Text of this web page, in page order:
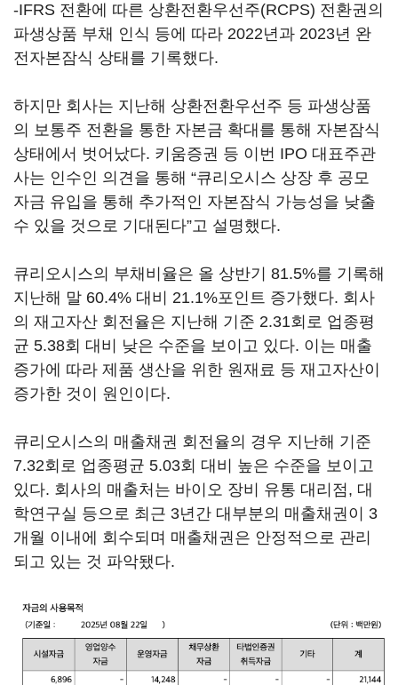
-IFRS 전환에 따른 상환전환우선주(RCPS) 전환권의
파생상품 부채 인식 등에 따라 2022년과 2023년 완
전자본잠식 상태를 기록했다.
하지만 회사는 지난해 상환전환우선주 등 파생상품
의 보통주 전환을 통한 자본금 확대를 통해 자본잠식
상태에서 벗어났다. 키움증권 등 이번 IPO 대표주관
사는 인수인 의견을 통해 “큐리오시스 상장 후 공모
자금 유입을 통해 추가적인 자본잠식 가능성을 낮출
수 있을 것으로 기대된다”고 설명했다.
큐리오시스의 부채비율은 올 상반기 81.5%를 기록해
지난해 말 60.4% 대비 21.1%포인트 증가했다. 회사
의 재고자산 회전율은 지난해 기준 2.31회로 업종평
균 5.38회 대비 낮은 수준을 보이고 있다. 이는 매출
증가에 따라 제품 생산을 위한 원재료 등 재고자산이
증가한 것이 원인이다.
큐리오시스의 매출채권 회전율의 경우 지난해 기준
7.32회로 업종평균 5.03회 대비 높은 수준을 보이고
있다. 회사의 매출처는 바이오 장비 유통 대리점, 대
학연구실 등으로 최근 3년간 대부분의 매출채권이 3
개월 이내에 회수되며 매출채권은 안정적으로 관리
되고 있는 것 파악됐다.